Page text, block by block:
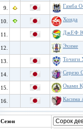
9. Гамба
10. Хонда
11. ДжЕФ
12. Эхиме
13. Точиги
14. Серезо
15. Оками
16. Касима
Сезон